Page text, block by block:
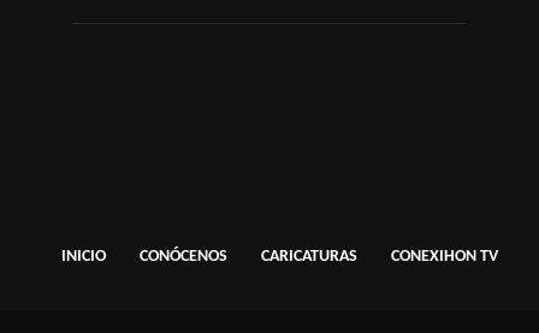
INICIO CONÓCENOS CARICATURAS CONEXIHON TV